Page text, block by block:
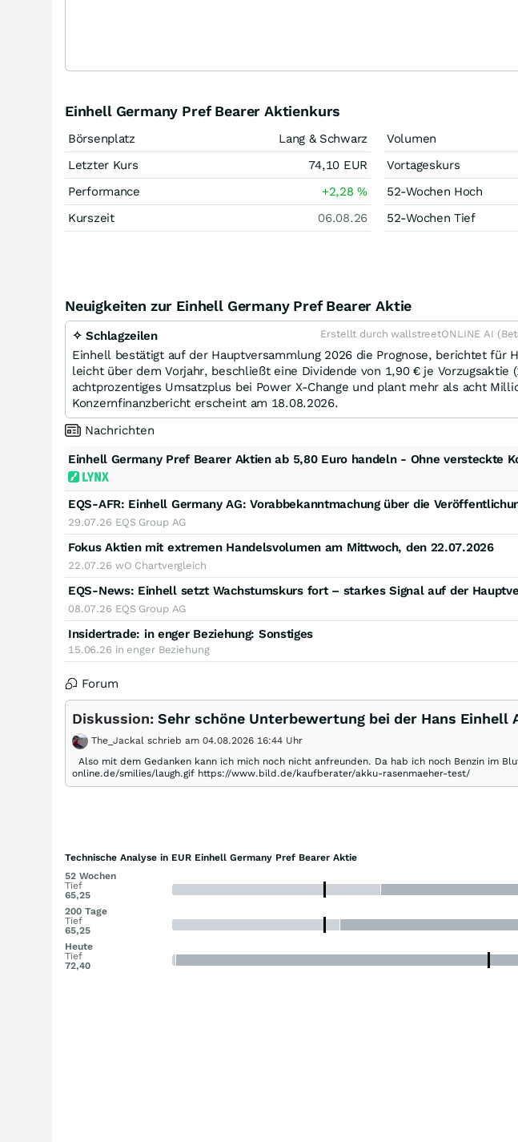
Einhell Germany Pref Bearer Aktienkurs
Börsenplatz
Lang & Schwarz
Letzter Kurs
74,10 EUR
Performance
+2,28%
Kurszeit
06.08.26
Volumen
Vortageskurs
52-Wochen Hoch
52-Wochen Tief
Neuigkeiten zur Einhell Germany Pref Bearer Aktie
✧ Schlagzeilen Erstellt durch wallstreetONLINE AI
Einhell bestätigt auf der Hauptversammlung 2026 die Prognose, berichtet für
leicht über dem Vorjahr, beschließt eine Dividende von 1,90 € je Vorzugsaktie
achtprozentiges Umsatzplus bei Power X‑Change und plant mehr als acht
Konzernfinanzbericht erscheint am 18.08.2026.
Nachrichten
Einhell Germany Pref Bearer Aktien ab 5,80 Euro handeln - Ohne versteckte
29.07.26 EQS Group AG
Fokus Aktien mit extremen Handelsvolumen am Mittwoch, den 22.07.2026
22.07.26 wO Chartvergleich
EQS-News: Einhell setzt Wachstumskurs fort – starkes Signal auf der
08.07.26 EQS Group AG
Insidertrade: in enger Beziehung: Sonstiges
15.06.26 in enger Beziehung
Forum
Diskussion: Sehr schöne Unterbewertung bei der Hans Einhell
The_Jackal schrieb am 04.08.2026 16:44 Uhr
Also mit dem Gedanken kann ich mich noch nicht anfreunden. Da hab ich noch Benzin im
online.de/smilies/laugh.gif https://www.bild.de/kaufberater/akku-rasenmaeher-test/
Technische Analyse in EUR Einhell Germany Pref Bearer Aktie
52 Wochen
Tief
65,25
200 Tage
Tief
65,25
Heute
Tief
72,40